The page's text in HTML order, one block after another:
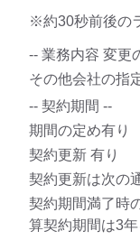
※約30秒前後の
-- 業務内容 変更
その他会社の指
-- 契約期間 --
期間の定め有り
契約更新 有り
契約更新は次の
契約期間満了時
算契約期間は3年